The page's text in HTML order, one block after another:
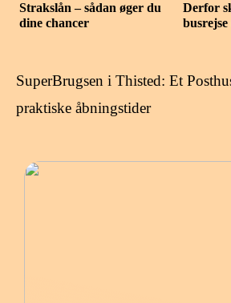
Strakslån – sådan øger du
dine chancer
Derfor
SuperBrugsen i Thisted: Et
praktiske åbningstider